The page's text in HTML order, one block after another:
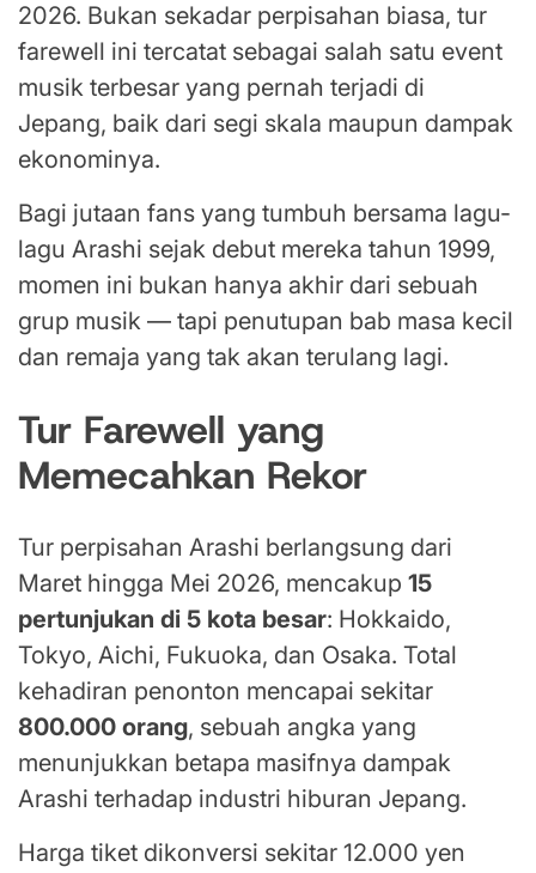
2026. Bukan sekadar perpisahan biasa, tur
farewell ini tercatat sebagai salah satu event
musik terbesar yang pernah terjadi di
Jepang, baik dari segi skala maupun dampak
ekonominya.
Bagi jutaan fans yang tumbuh bersama lagu-
lagu Arashi sejak debut mereka tahun 1999,
momen ini bukan hanya akhir dari sebuah
grup musik — tapi penutupan bab masa kecil
dan remaja yang tak akan terulang lagi.
Tur Farewell yang
Memecahkan Rekor
Tur perpisahan Arashi berlangsung dari
Maret hingga Mei 2026, mencakup 15
pertunjukan di 5 kota besar: Hokkaido,
Tokyo, Aichi, Fukuoka, dan Osaka. Total
kehadiran penonton mencapai sekitar
800.000 orang, sebuah angka yang
menunjukkan betapa masifnya dampak
Arashi terhadap industri hiburan Jepang.
Harga tiket dikonversi sekitar 12.000 yen